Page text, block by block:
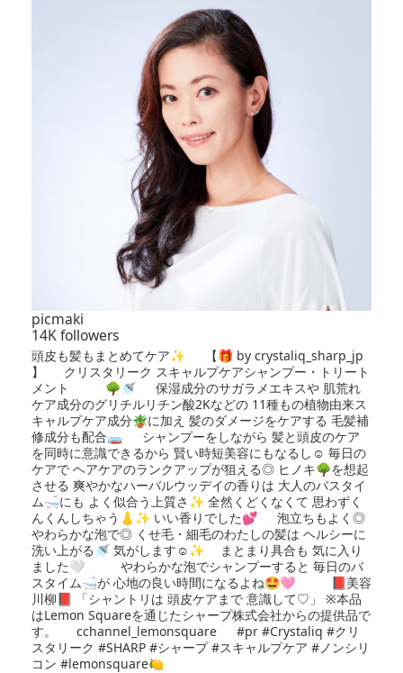
picmaki
14K followers
頭皮も髪もまとめてケア✨ 【🎁 by crystaliq_sharp_jp
】 クリスタリーク スキャルプケアシャンプー・トリート
メント 🌳🚿 保湿成分のサガラメエキスや 肌荒れ
ケア成分のグリチルリチン酸2Kなどの 11種もの植物由来ス
キャルプケア成分🪴に加え 髪のダメージをケアする 毛髪補
修成分も配合🧫 シャンプーをしながら 髪と頭皮のケア
を同時に意識できるから 賢い時短美容にもなるし☺️ 毎日の
ケアで ヘアケアのランクアップが狙える◎ ヒノキ🌳を想起
させる 爽やかなハーバルウッデイの香りは 大人のバスタイ
ム🛁にも よく似合う上質さ✨ 全然くどくなくて 思わずく
んくんしちゃう👃✨ いい香りでした💕 泡立ちもよく◎
やわらかな泡で◎ くせ毛・細毛のわたしの髪は ヘルシーに
洗い上がる🚿 気がします☺️✨ まとまり具合も 気に入り
ました🤍 やわらかな泡でシャンプーすると 毎日のバ
スタイム🛁が 心地の良い時間になるよね🤩🩷 📕美容
川柳📕 「シャントリは 頭皮ケアまで 意識して♡」 ※本品
はLemon Squareを通じたシャープ株式会社からの提供品で
す。 cchannel_lemonsquare #pr #Crystaliq #クリ
スタリーク #SHARP #シャープ #スキャルプケア #ノンシリ
コン #lemonsquare🍋